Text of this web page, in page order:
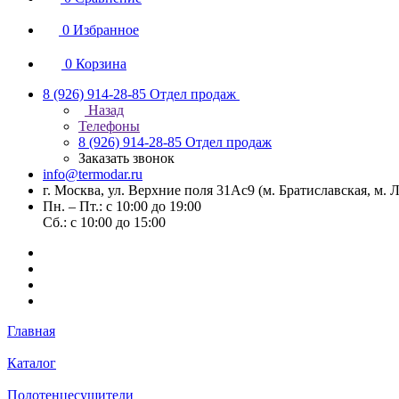
0 Избранное
0 Корзина
8 (926) 914-28-85 Отдел продаж
Назад
Телефоны
8 (926) 914-28-85 Отдел продаж
Заказать звонок
info@termodar.ru
г. Москва, ул. Верхние поля 31Ас9 (м. Братиславская, м.
Пн. – Пт.: с 10:00 до 19:00
Сб.: с 10:00 до 15:00
Главная
Каталог
Полотенцесушители